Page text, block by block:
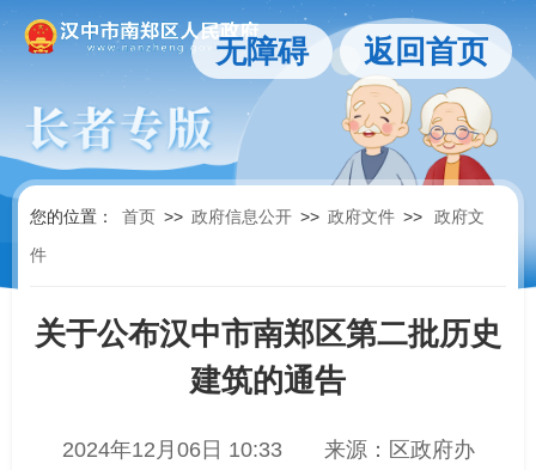
无障碍 返回首页
您的位置： 首页 >> 政府信息公开 >> 政府文件 >>
政府文
件
关于公布汉中市南郑区第二批历史
建筑的通告
2024年12月06日 10:33
来源：区政府办